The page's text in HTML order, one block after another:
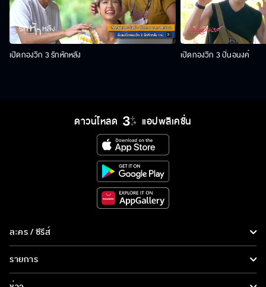
เปิดกองวิก 3 รักหักหลัง เปิดกองวิก 3 ปิ่นอนงค์
ดาวน์โหลด แอปพลิเคชั่น
ละคร / ซีรีส์
ละคร/ซีรีส์
ซีรีส์นานาชาติ
รายการ
รายการทั้งหมด